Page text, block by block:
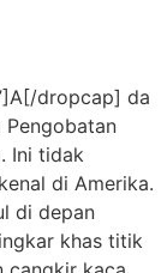
dropcap] da
Ini tidak
di Amerika.
di depan
khas titik